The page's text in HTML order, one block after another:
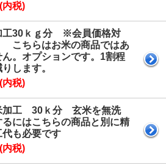
内税)
工30ｋｇ分 ※会員価格対
ちらはお米の商品ではあ
ん。オプションです。1割程
します。
内税)
加工 30ｋ分 玄米を無洗
るにはこちらの商品と別に精
代も必要です
内税)